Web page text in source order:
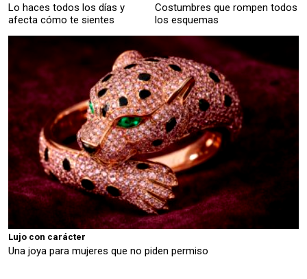
Lo haces todos los días y
afecta cómo te sientes
Costumbres que rompen todos
los esquemas
Lujo con carácter
Una joya para mujeres que no piden permiso